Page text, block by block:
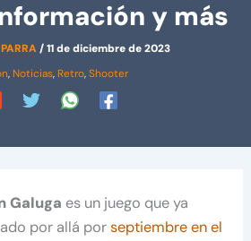
y más
/11 de diciembre de 2023
, Noticias, Retro,Shooter
Galuga es un juego que ya
por allá porseptiembre en el